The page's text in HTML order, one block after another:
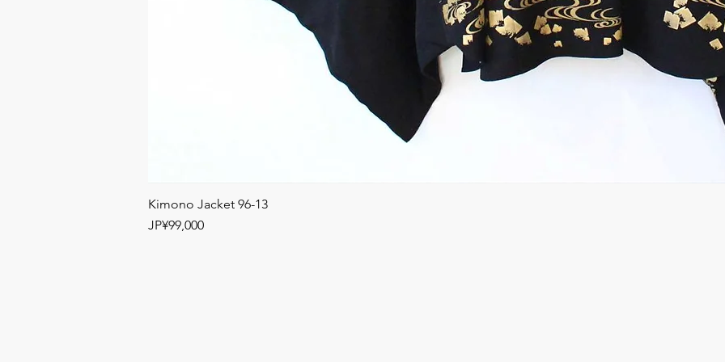
Kimono Jacket 96-13
Price
JP¥99,000